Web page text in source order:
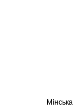
Мінська